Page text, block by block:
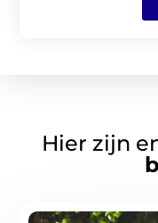
Hier zijn